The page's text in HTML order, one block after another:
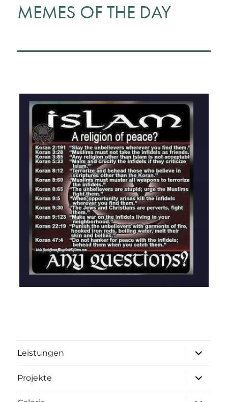
MEMES OF THE DAY
Leistungen
öffnen
Projekte
öffnen